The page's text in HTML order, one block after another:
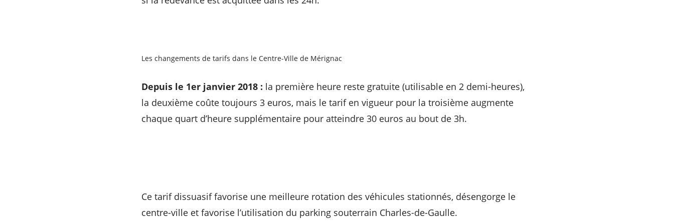
Les changements de tarifs dans le Centre-Ville de Mérignac
Depuis le 1er janvier 2018 : la première heure reste gratuite (utilisable en 2 demi-heures),
la deuxième coûte toujours 3 euros, mais le tarif en vigueur pour la troisième augmente
chaque quart d’heure supplémentaire pour atteindre 30 euros au bout de 3h.
Ce tarif dissuasif favorise une meilleure rotation des véhicules stationnés, désengorge le
centre-ville et favorise l’utilisation du parking souterrain Charles-de-Gaulle.